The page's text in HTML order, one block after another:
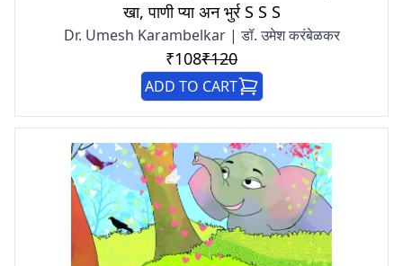
खा, पाणी प्या अन भुर्र S S S
Dr. Umesh Karambelkar | डॉ. उमेश करंबेळकर
₹108₹120
ADD TO CART